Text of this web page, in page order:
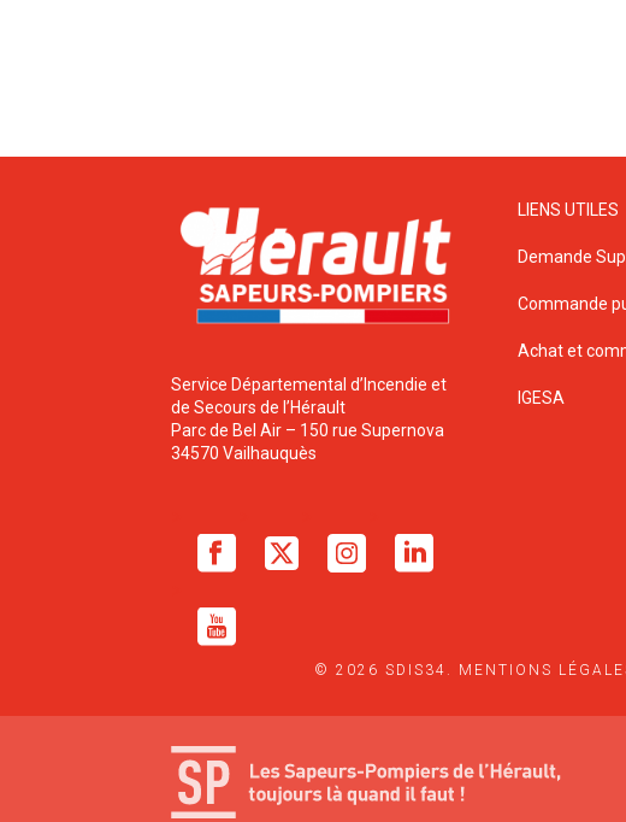
Service Départemental d’Incendie et
de Secours de l’Hérault
Parc de Bel Air – 150 rue Supernova
34570 Vailhauquès
LIENS UTILES
Demande
Commande
Achat et
IGESA
© 2026 SDIS34. MENTIONS